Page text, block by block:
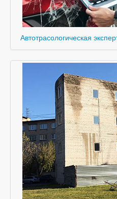
Автотрасологическая